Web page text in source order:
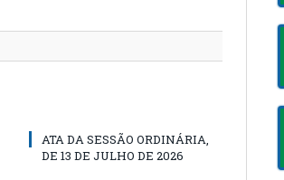
ATA DA SESSÃO ORDINÁRIA,
DE 13 DE JULHO DE 2026